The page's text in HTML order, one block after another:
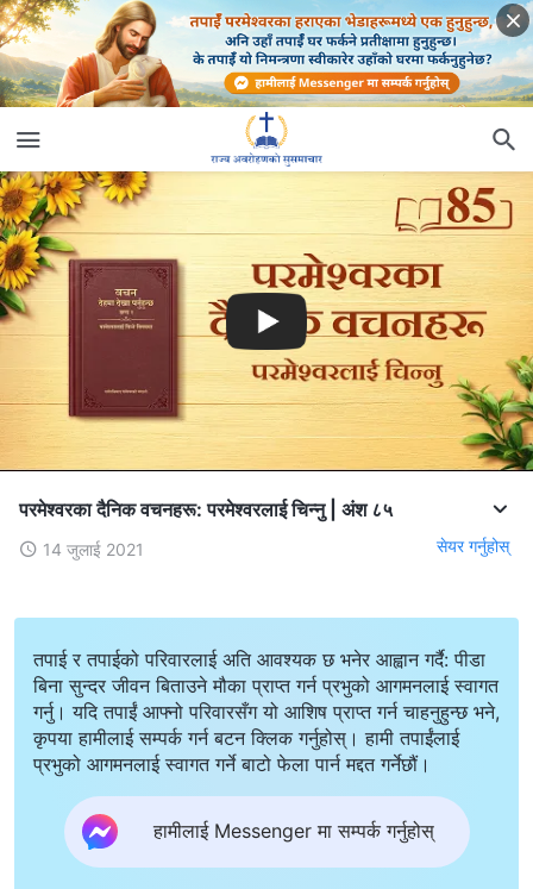
परमेश्‍वरका दैनिक वचनहरू: परमेश्‍वरलाई चिन्‍नु | अंश ८५
14 जुलाई 2021 सेयर गर्नुहोस्
तपाई र तपाईको परिवारलाई अति आवश्यक छ भनेर आह्वान गर्दै: पीडा
बिना सुन्दर जीवन बिताउने मौका प्राप्त गर्न प्रभुको आगमनलाई स्वागत
गर्नु। यदि तपाईं आफ्नो परिवारसँग यो आशिष प्राप्त गर्न चाहनुहुन्छ भने,
कृपया हामीलाई सम्पर्क गर्न बटन क्लिक गर्नुहोस्। हामी तपाईंलाई
प्रभुको आगमनलाई स्वागत गर्ने बाटो फेला पार्न मद्दत गर्नेछौं।
हामीलाई Messenger मा सम्पर्क गर्नुहोस्